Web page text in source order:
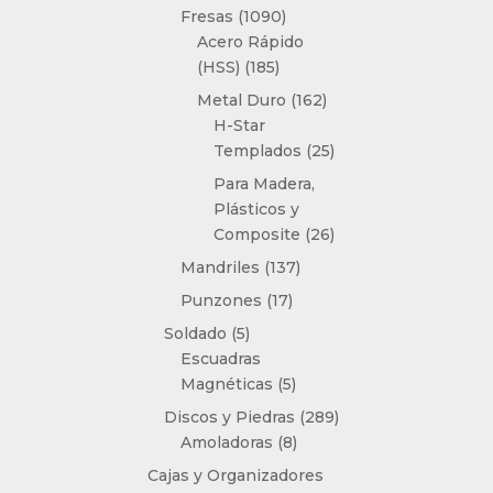
Fresas 10901090
productos
Acero Rápido
(HSS) 185185
productos
Metal Duro 162162
H-Star
Templados
2525
Para Madera,
Plásticos y
Composite
2626
Mandriles 137137
Punzones 1717
Soldado 55
productos
Escuadras
Magnéticas 55
productos
Discos y Piedras 289289
Amoladoras 88
Cajas y Organizadores